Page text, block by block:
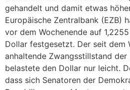
gehandelt und damit etwas
Europäische Zentralbank (EZB)
vor dem Wochenende auf
Dollar festgesetzt. Der seit dem
anhaltende Zwangsstillstand der
belastete den Dollar nur leicht.
dass sich Senatoren der